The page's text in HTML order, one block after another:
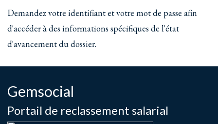
Demandez votre identifiant et votre mot de passe afin
d'accéder à des informations spécifiques de l'état
d'avancement du dossier.
Gemsocial
Portail de reclassement salarial